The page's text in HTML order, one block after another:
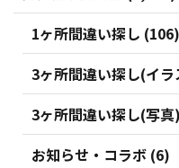
1ヶ所間違い探し (106)
3ヶ所間違い探し(イ
3ヶ所間違い探し(写
お知らせ・コラボ (6)